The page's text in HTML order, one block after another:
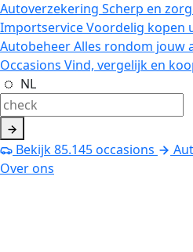
Autoverzekering Scherp en
ImportserviceVoordelig kopen
AutobeheerAlles rondom jouw
Occasions Vind, vergelijk en
NL
Bekijk85.145occasions
Over ons